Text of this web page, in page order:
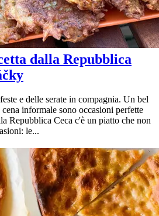
dalla Repubblica
e delle serate in compagnia. Un bel
informale sono occasioni perfette
Repubblica Ceca c'è un piatto che non
le...